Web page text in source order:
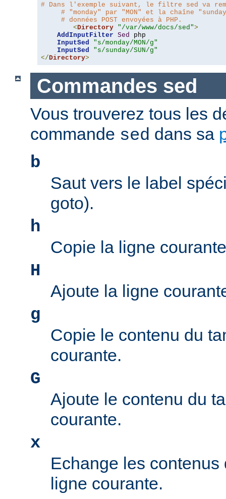
# Dans l'exemple suivant, le filtre sed va
# "monday" par "MON" et la chaîne
# données POST envoyées à PHP.
<Directory "/var/www/docs/sed">
AddInputFilter Sed
php
InputSed
"s/monday/MON/g"
InputSed
"s/sunday/SUN/g"
</Directory>
Commandes sed
Vous trouverez tous les
commande sed dans sa
b
Saut vers le label
goto).
h
Copie la ligne
H
Ajoute la ligne
g
Copie le contenu du
courante.
G
Ajoute le contenu du
courante.
x
Echange les
ligne courante.